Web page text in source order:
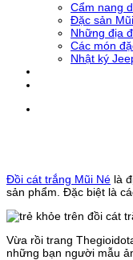
Cẩm nang
Đặc sản
Những địa
Các món
Nhật ký
Đồi cát trắng Mũi Né là
sản phẩm. Đặc biệt là
Vừa rồi trang
những bạn người mẫu